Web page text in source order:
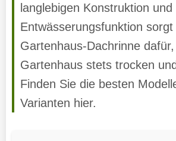
langlebigen Konstruktion
Entwässerungsfunktion sorgt
Gartenhaus-Dachrinne
Gartenhaus stets trocken
Finden Sie die besten
Varianten hier.